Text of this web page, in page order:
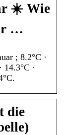
☀️ Wie
…
; 8.2°C ·
14.3°C ·
die